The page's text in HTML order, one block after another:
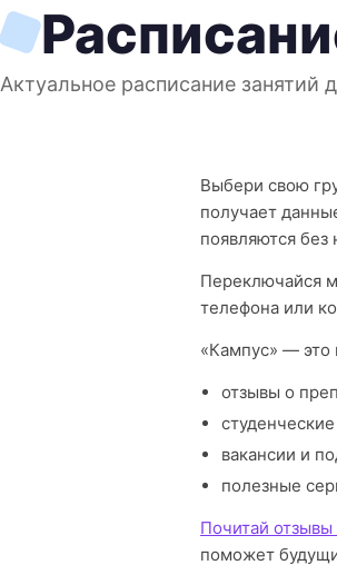
Актуальное расписание занятий
Выбери свою
получает
появляются без
Переключайся
телефона или
«Кампус» — это
отзывы о
вакансии и
полезные
Почитай
поможет